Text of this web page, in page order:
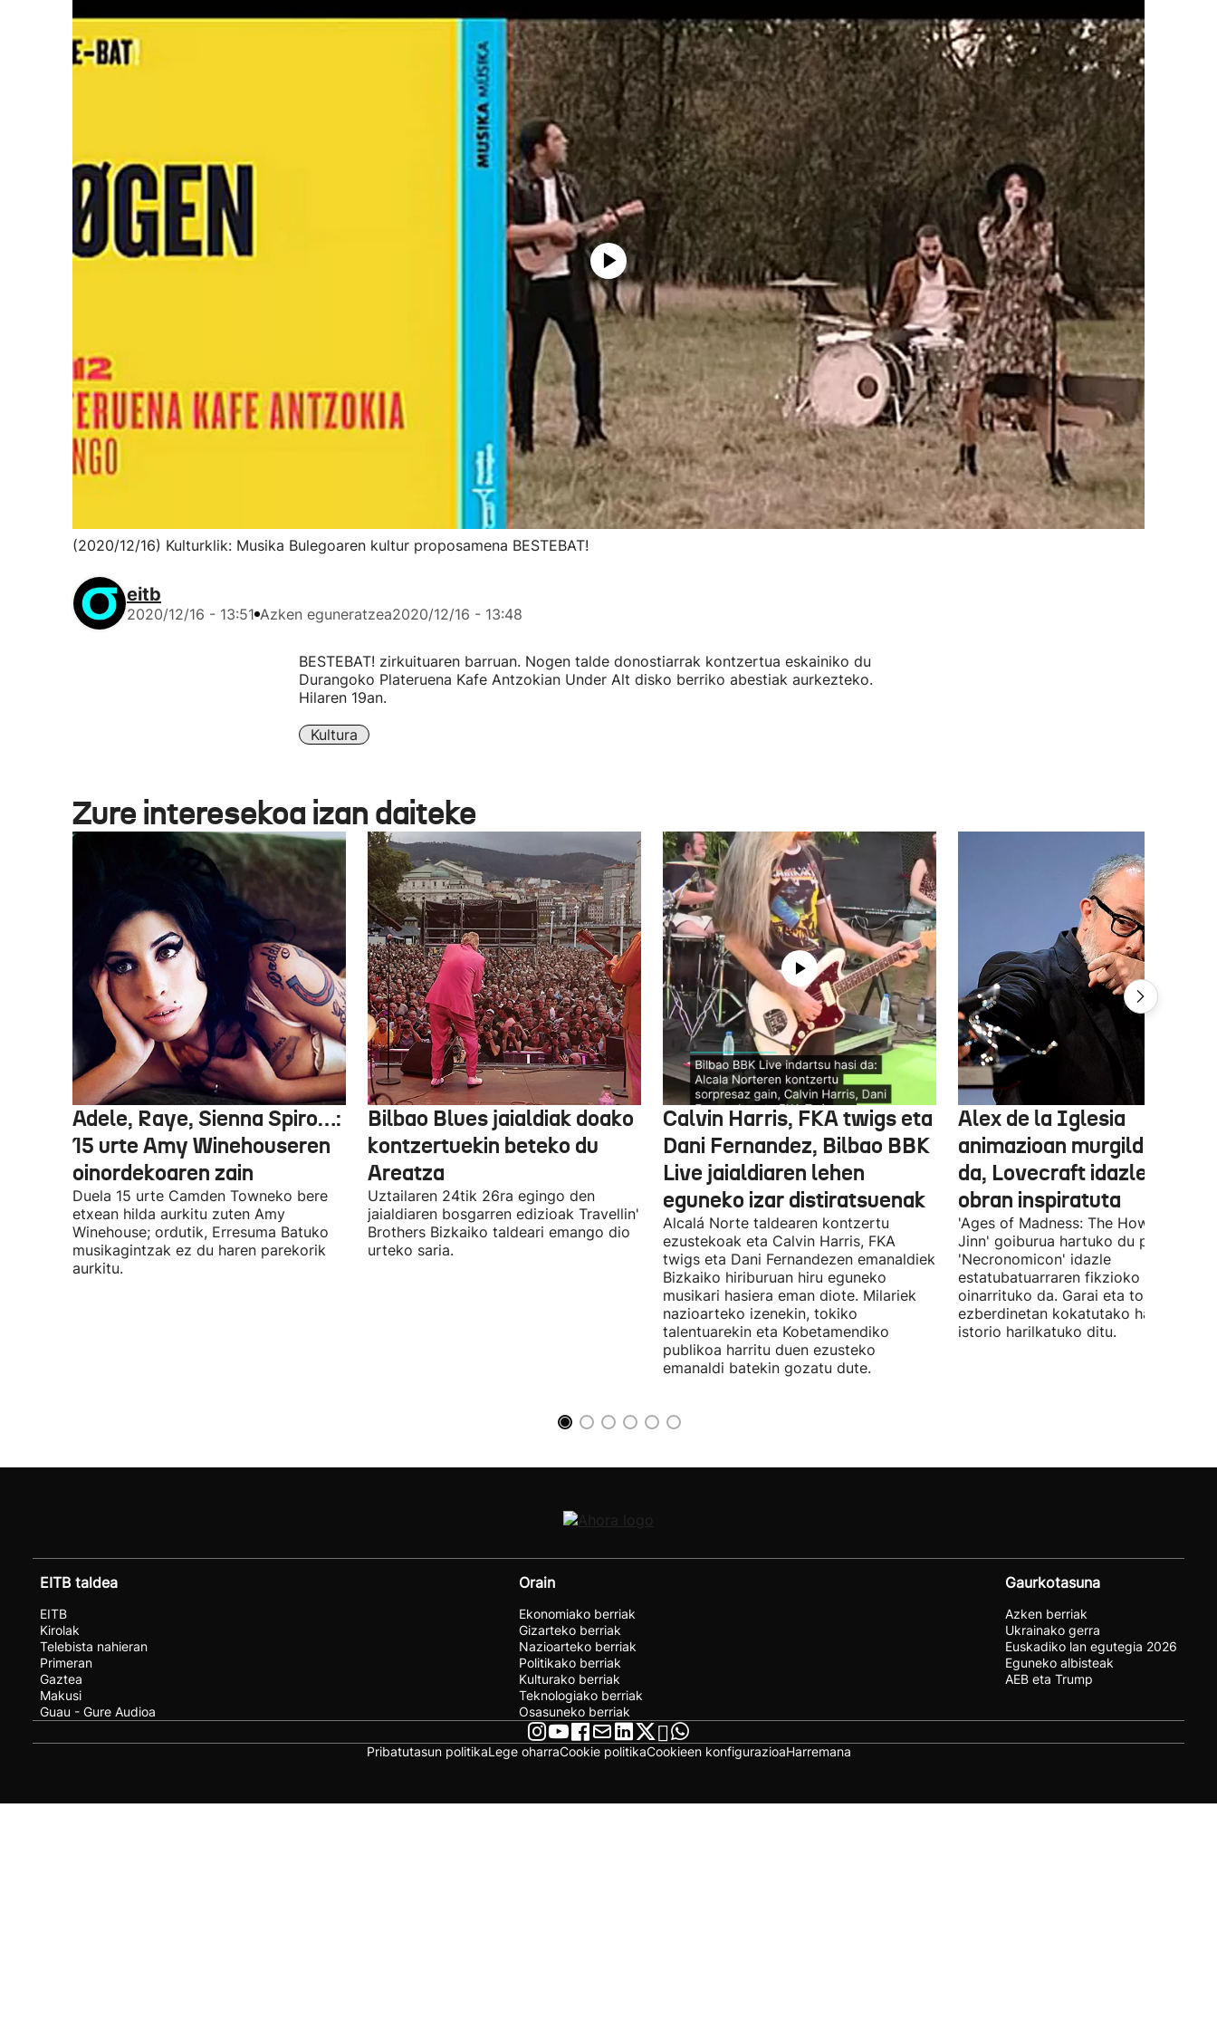
(2020/12/16) Kulturklik: Musika Bulegoaren kultur proposamena BESTEBAT!
eitb
2020/12/16 - 13:51 Azken eguneratzea2020/12/16 - 13:48
BESTEBAT! zirkuituaren barruan. Nogen talde donostiarrak kontzertua eskainiko du
Durangoko Plateruena Kafe Antzokian Under Alt disko berriko abestiak aurkezteko.
Hilaren 19an.
Kultura
Zure interesekoa izan daiteke
Adele, Raye, Sienna Spiro…:
15 urte Amy Winehouseren
oinordekoaren zain
Duela 15 urte Camden Towneko bere
etxean hilda aurkitu zuten Amy
Winehouse; ordutik, Erresuma Batuko
musikagintzak ez du haren parekorik
aurkitu.
Bilbao Blues jaialdiak doako
kontzertuekin beteko du
Areatza
Uztailaren 24tik 26ra egingo den
jaialdiaren bosgarren edizioak Travellin'
Brothers Bizkaiko taldeari emango dio
urteko saria.
Calvin Harris, FKA twigs eta
Dani Fernandez, Bilbao BBK
Live jaialdiaren lehen
eguneko izar distiratsuenak
Alcalá Norte taldearen kontzertu
ezustekoak eta Calvin Harris, FKA
twigs eta Dani Fernandezen emanaldiek
Bizkaiko hiriburuan hiru eguneko
musikari hasiera eman diote. Milariek
nazioarteko izenekin, tokiko
talentuarekin eta Kobetamendiko
publikoa harritu duen ezusteko
emanaldi batekin gozatu dute.
Alex de la Iglesia
animazioan murgilduko
da, Lovecraft idazlearen
obran inspiratuta
'Ages of Madness: The Howling of
Jinn' goiburua hartuko du pelikulak,
'Necronomicon' idazle
estatubatuarraren fikzioko liburuan
oinarrituko da. Garai eta toki
ezberdinetan kokatutako hainbat
istorio harilkatuko ditu.
EITB taldea
EITB
Kirolak
Telebista nahieran
Primeran
Gaztea
Makusi
Guau - Gure Audioa
Orain
Ekonomiako berriak
Gizarteko berriak
Nazioarteko berriak
Politikako berriak
Kulturako berriak
Teknologiako berriak
Osasuneko berriak
Gaurkotasuna
Azken berriak
Ukrainako gerra
Euskadiko lan egutegia 2026
Eguneko albisteak
AEB eta Trump
Pribatutasun politikaLege oharraCookie politikaCookieen konfigurazioaHarremana